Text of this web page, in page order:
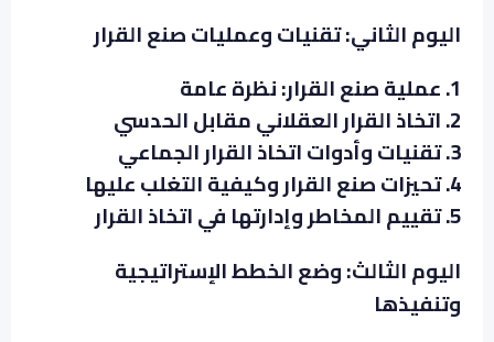
اليوم الثاني: تقنيات وعمليات صنع القرار
1. عملية صنع القرار: نظرة عامة
2. اتخاذ القرار العقلاني مقابل الحدسي
3. تقنيات وأدوات اتخاذ القرار الجماعي
4. تحيزات صنع القرار وكيفية التغلب عليها
5. تقييم المخاطر وإدارتها في اتخاذ القرار
اليوم الثالث: وضع الخطط الإستراتيجية
وتنفيذها